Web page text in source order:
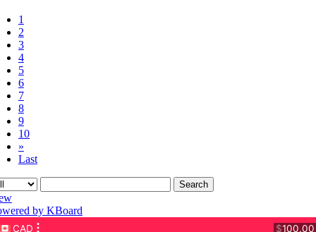
1
2
3
4
5
6
7
8
9
10
»
Last
Search
by KBoard